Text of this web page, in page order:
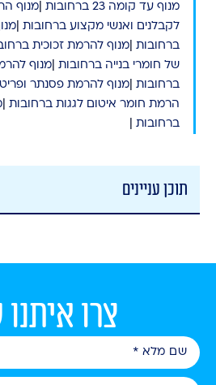
מנוף עד קומה 23 ברחובות
מנוף
לקבלנים ואנשי מקצוע ברחובות
ברחובות
מנוף להרמת זכוכית
של חומרי בנייה ברחובות
מנוף
ברחובות
מנוף להרמת פסנתר
הרמת חומר איטום לגגות ברחובות
ברחובות
תוכן עניינים
צרו